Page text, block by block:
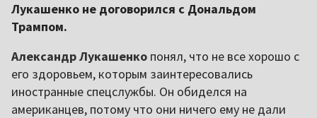
Лукашенко не договорился с Дональдом
Трампом.
Александр Лукашенко понял, что не все хорошо с
его здоровьем, которым заинтересовались
иностранные спецслужбы. Он обиделся на
американцев, потому что они ничего ему не дали